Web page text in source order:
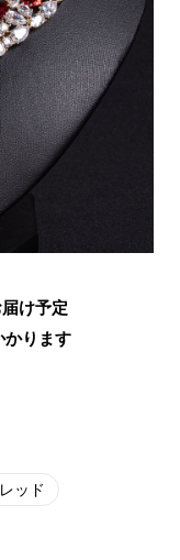
け予定
かります
レッド